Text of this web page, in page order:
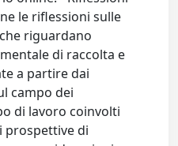
le riflessioni sulle
riguardano
di raccolta e
a partire dai
campo dei
di lavoro coinvolti
prospettive di